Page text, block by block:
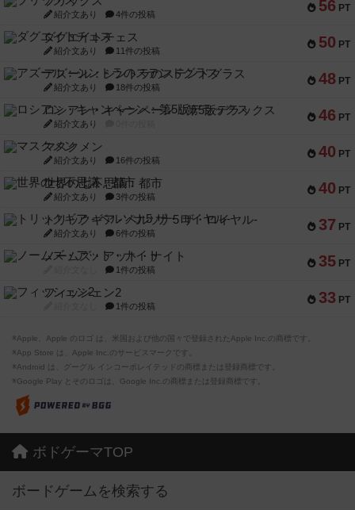
56 PT
紹介文あり 4件の投稿
50 PT
ダグエイトチェス
紹介文あり 11件の投稿
48 PT
アズール：シントラのステンドグラス
紹介文あり 18件の投稿
46 PT
ロシアン・キャンペーン：第5版デラックス
紹介文あり
40 PT
マスクメン
紹介文あり 16件の投稿
40 PT
世界の七不思議：都市
紹介文あり 3件の投稿
37 PT
トリックギア - ペルソナ5 ザ・ロイヤル-
紹介文あり 6件の投稿
35 PT
ノームズ・アット・ナイト
1件の投稿
33 PT
フィッシェン2
1件の投稿
※Apple、Apple のロゴ は、米国および他の国々で登録されたApple Inc.の商標です。
※App Store は、Apple Inc.のサービスマークです。
※Android は、グーグル インコーポレイテッドの商標または登録商標です。
※Google Play とそのロゴは、Google Inc.の商標または登録商標です。
ボドゲーマTOP
ボードゲームを検索する